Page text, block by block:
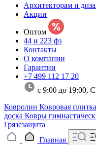
Архитекторам и
Акции
Оптом
44 и 223 фз
Контакты
О компании
Гарантии
+7 499 112 17 20
с 9:00 до 19:00,
Ковролин Ковровая плитка
доска Ковры
Грязезащита
Главная